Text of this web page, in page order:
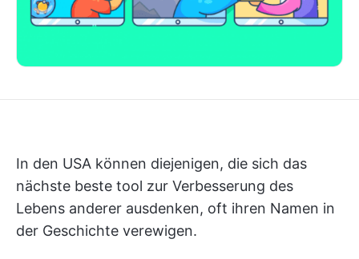
In den USA können diejenigen, die sich das
nächste beste tool zur Verbesserung des
Lebens anderer ausdenken, oft ihren Namen in
der Geschichte verewigen.